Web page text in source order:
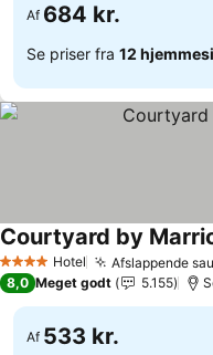
Af 684 kr.
Se priser fra 12
4 StjernerHotel Afslappende
Courtyard by
8,0 Meget godt 5.155
Af 533 kr.